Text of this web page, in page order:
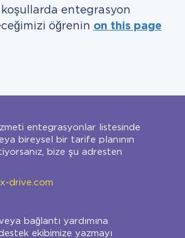
entegrasyon
öğrenin on this page
entegrasyonlar listesinde
bireysel bir tarife planının
bize şu adresten
drive.com
bağlantı yardımına
ekibimize yazmayı